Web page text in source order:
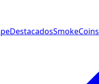
DestacadosSmokeCoins